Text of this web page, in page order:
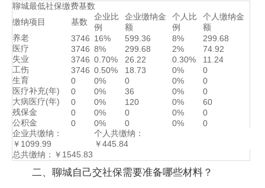
聊城最低社保缴费基数
缴纳项目
基数
企业比
例
企业缴纳金
额
个人比
例
个人缴纳金
额
养老
3746 16% 599.36 8%
299.68
医疗
3746 8% 299.68 2%
74.92
失业
3746 0.70% 26.22 0.30%
11.24
工伤
3746 0.50% 18.73 0%
0
生育
0 0% 0 0%
0
医疗补充(年)
0 0% 36 0%
0
大病医疗(年)
0 0% 120 0%
60
残保金
0 0% 0 0%
0
公积金
0 0% 0 0%
0
企业共缴纳：
￥1099.99
个人共缴纳：
￥445.84
总共缴纳：￥1545.83
二、聊城自己交社保需要准备哪些材料？